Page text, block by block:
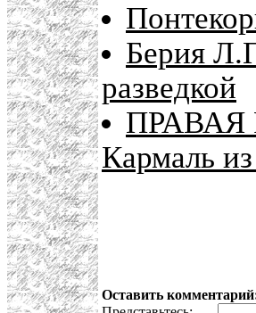
Берия
разведкой
ПРАВАЯ
Кармаль
Оставить